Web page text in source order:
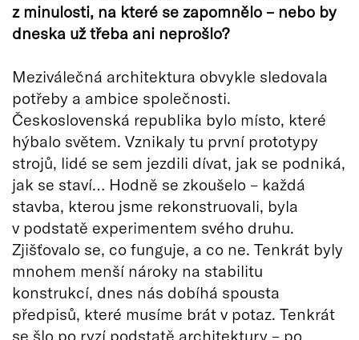
z minulosti, na které se zapomnělo – nebo by
dneska už třeba ani neprošlo?
Meziválečná architektura obvykle sledovala
potřeby a ambice společnosti.
Československá republika bylo místo, které
hýbalo světem. Vznikaly tu první prototypy
strojů, lidé se sem jezdili dívat, jak se podniká,
jak se staví… Hodně se zkoušelo – každá
stavba, kterou jsme rekonstruovali, byla
v podstatě experimentem svého druhu.
Zjišťovalo se, co funguje, a co ne. Tenkrát byly
mnohem menší nároky na stabilitu
konstrukcí, dnes nás dobíhá spousta
předpisů, které musíme brát v potaz. Tenkrát
se šlo po ryzí podstatě architektury – po